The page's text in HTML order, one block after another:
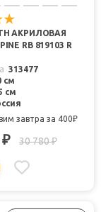
АКРИЛОВАЯ
RB 819103 R
313477
см
см
завтра за 400₽
₽ 30 780₽